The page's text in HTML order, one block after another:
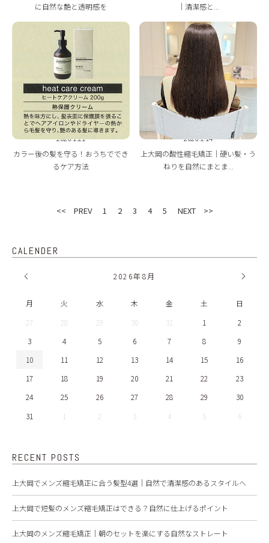
に自然な艶と透明感を
｜清潔感と...
2026.1.21
カラー後の髪を守る！おうちででき
るケア方法
2026.1.14
上大岡の酸性縮毛矯正｜硬い髪・う
ねりを自然にまとま...
<< PREV 1 2 3 4 5 NEXT >>
CALENDER
2026年8月
月 火 水 木 金 土
日
27
28 29 30 31 1
2
3
4 5 6 7 8
9
10
11 12 13 14 15
16
17
18 19 20 21 22
23
24
25 26 27 28 29
30
31
1 2 3 4 5 6
RECENT POSTS
上大岡でメンズ縮毛矯正に合う髪型4選｜自然で清潔感のあるスタイルへ
上大岡で短髪のメンズ縮毛矯正はできる？自然に仕上げるポイント
上大岡のメンズ縮毛矯正｜朝のセットを楽にする自然なストレート